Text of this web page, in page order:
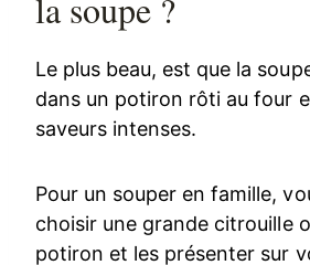
Le plus beau, est que la
dans un potiron rôti au four
saveurs intenses.
Pour un souper en famille,
choisir une grande citrouille
potiron et les présenter sur